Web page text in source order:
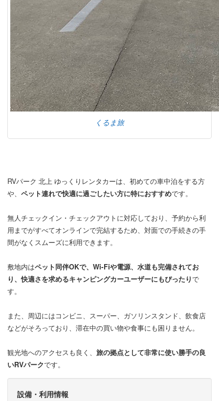
くるま旅
RVパーク 北上 ゆっくりレンタカーは、初めての車中泊をする方
や、 ペット連れで快適に過ごしたい方に特におすすめです。
無人チェックイン・チェックアウトに対応しており、予約から利
用までがすべてオンラインで完結するため、対面での手続きの手
間がなくスムーズに利用できます。
敷地内はペット同伴OKで、Wi-Fiや電源、水道も完備されてお
り、快適さを求めるキャンピングカーユーザーにもぴったり で
す。
また、周辺にはコンビニ、スーパー、ガソリンスタンド、飲食店
などがそろっており、滞在中の買い物や食事にも困りません。
観光地へのアクセスも良く、 旅の拠点として非常に使い勝手の良
いRVパークです。
設備・利用情報